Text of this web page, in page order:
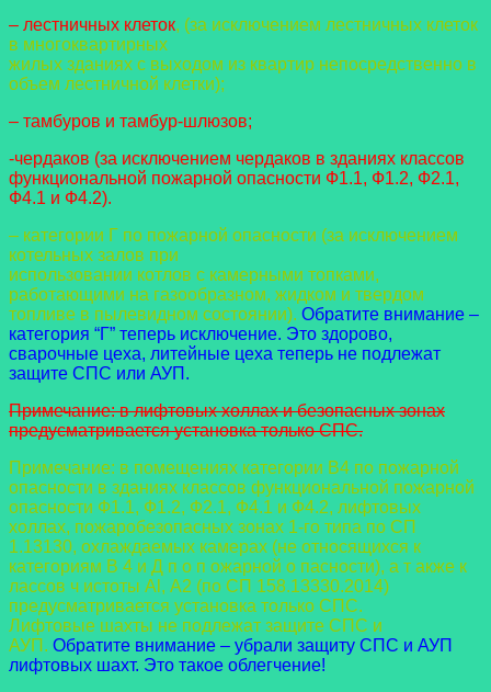
– лестничных клеток, (за исключением лестничных клеток
в многоквартирных
жилых зданиях с выходом из квартир непосредственно в
объем лестничной клетки);
– тамбуров и тамбур-шлюзов;
-чердаков (за исключением чердаков в зданиях классов
функциональной пожарной опасности Ф1.1, Ф1.2, Ф2.1,
Ф4.1 и Ф4.2).
– категории Г по пожарной опасности (за исключением
котельных залов при
использовании котлов с камерными топками,
работающими на газообразном, жидком и твердом
топливе в пылевидном состоянии). Обратите внимание –
категория “Г” теперь исключение. Это здорово,
сварочные цеха, литейные цеха теперь не подлежат
защите СПС или АУП.
Примечание: в лифтовых холлах и безопасных зонах
предусматривается установка только СПС.
Примечание: в помещениях категории В4 по пожарной
опасности в зданиях классов функциональной пожарной
опасности Ф1.1, Ф1.2, Ф2.1, Ф4.1 и Ф4.2, лифтовых
холлах, пожаробезопасных зонах 1-го типа по СП
1.13130, охлаждаемых камерах (не относящихся к
категориям В 4 и Д п о п ожарной о пасности), а т акже к
лассов ч истоты Al, А2 (по СП 158.13330.2014)
предусматривается установка только СПС.
Лифтовые шахты не подлежат защите СПС и
АУП. Обратите внимание – убрали защиту СПС и АУП
лифтовых шахт. Это такое облегчение!